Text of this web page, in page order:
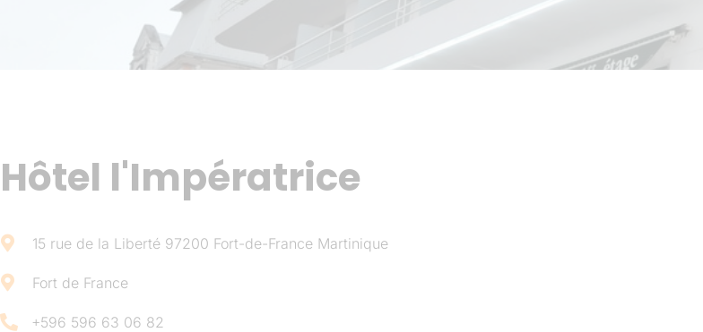
Hôtel l'Impératrice
15 rue de la Liberté 97200 Fort-de-France Martinique
Fort de France
+596 596 63 06 82